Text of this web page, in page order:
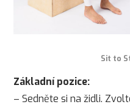
Sit to
Základní pozice:
– Sedněte si na židli.